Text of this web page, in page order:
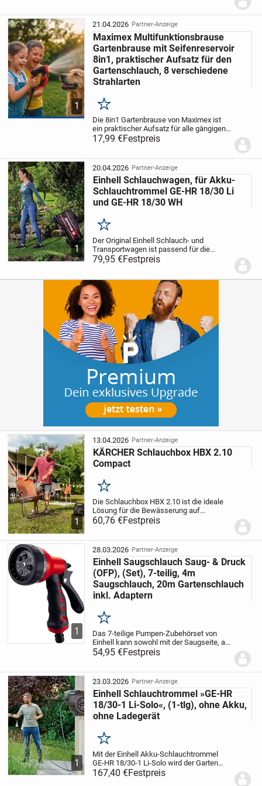
gehören 2 verschiedene...
1
21.04.2026 Partner-Anzeige
Maximex Multifunktionsbrause
Gartenbrause mit Seifenreservoir
8in1, praktischer Aufsatz für den
Gartenschlauch, 8 verschiedene
Strahlarten
Merken
Die 8in1 Gartenbrause von Maximex ist
ein praktischer Aufsatz für alle gängigen
Gartenschläuche und eine flexible
Gartenbrause für Reinigungs- und
Dank des...
17,99 €Festpreis
1
20.04.2026 Partner-Anzeige
Einhell Schlauchwagen, für Akku-
Schlauchtrommel GE-HR 18/30 Li
und GE-HR 18/30 WH
Merken
Der Original Einhell Schlauch- und
Transportwagen ist passend für die
Einhell Akku-Schlauchtrommel GE-HR
18/30 Li und GE-HR 18/30 WH Li.
Wandschlauchtrommel ganz...
79,95 €Festpreis
1
13.04.2026 Partner-Anzeige
KÄRCHER Schlauchbox HBX 2.10
Compact
Merken
Die Schlauchbox HBX 2.10 ist die ideale
Lösung für die Bewässerung auf
Balkonen, Dachterrassen und in
Kleingärten oder für den mobilen Einsatz
Alle Zubehöre...
60,76 €Festpreis
1
28.03.2026 Partner-Anzeige
Einhell Saugschlauch Saug- & Druck
(OFP), (Set), 7-teilig, 4m
Saugschlauch, 20m Gartenschlauch
inkl. Adaptern
Merken
Das 7-teilige Pumpen-Zubehörset von
Einhell kann sowohl mit der Saugseite, als
auch der Druckseite von
Oberflächenpumpen - also zum Beispiel
automatischen Haus- und...
54,95 €Festpreis
1
23.03.2026 Partner-Anzeige
Einhell Schlauchtrommel »GE-HR
18/30-1 Li-Solo«, (1-tlg), ohne Akku,
ohne Ladegerät
Merken
Mit der Einhell Akku-Schlauchtrommel
GE-HR 18/30-1 Li-Solo wird der Garten
bewässert wie nie zuvor. Manuelles
Schlauchaufrollen gehört dank des
167,40 €Festpreis